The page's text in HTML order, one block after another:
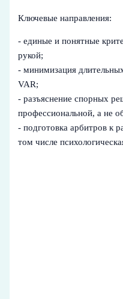
Ключевые направления:
- единые и понятные
рукой;
- минимизация
VAR;
- разъяснение спорных
профессиональной, а не
- подготовка арбитров к
том числе